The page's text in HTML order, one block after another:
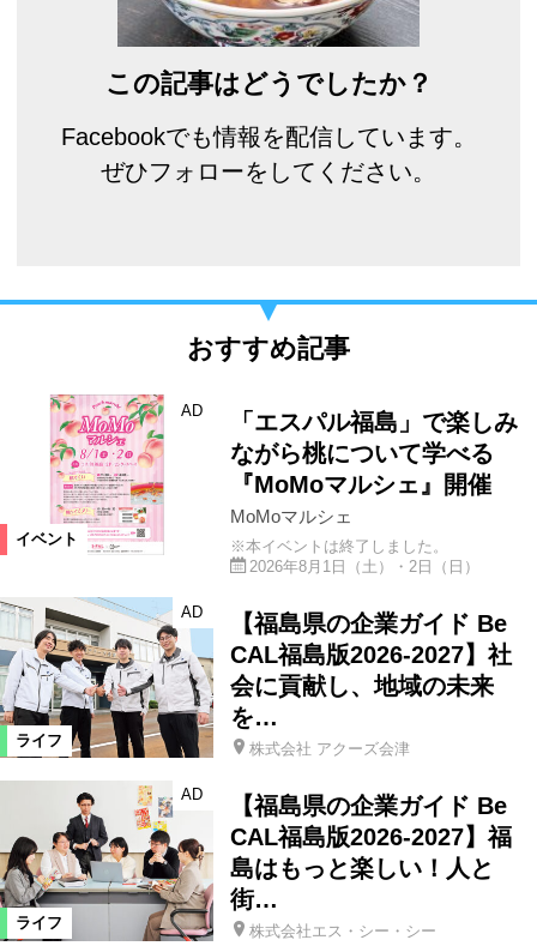
この記事はどうでしたか？
Facebookでも情報を配信しています。
ぜひフォローをしてください。
おすすめ記事
イベント
AD
「エスパル福島」で楽しみ
ながら桃について学べる
『MoMoマルシェ』開催
MoMoマルシェ
※本イベントは終了しました。
2026年8月1日（土）・2日（日）
ライフ
AD
【福島県の企業ガイド Be
CAL福島版2026-2027】社
会に貢献し、地域の未来
を…
株式会社 アクーズ会津
ライフ
AD
【福島県の企業ガイド Be
CAL福島版2026-2027】福
島はもっと楽しい！人と
街…
株式会社エス・シー・シー